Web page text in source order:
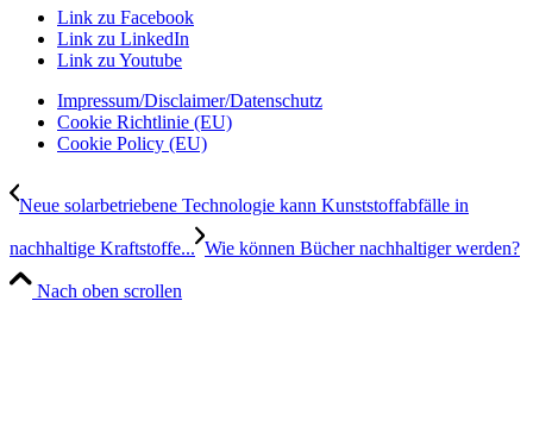
Link zu Facebook
Link zu LinkedIn
Link zu Youtube
Impressum/Disclaimer/Datenschutz
Cookie Richtlinie (EU)
Cookie Policy (EU)
Neue solarbetriebene Technologie kann Kunststoffabfälle in
nachhaltige Kraftstoffe... Wie können Bücher nachhaltiger werden?
Nach oben scrollen